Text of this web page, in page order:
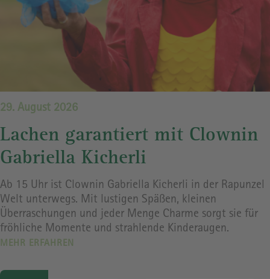
29. August 2026
Lachen garantiert mit Clownin
Gabriella Kicherli
Ab 15 Uhr ist Clownin Gabriella Kicherli in der Rapunzel
Welt unterwegs. Mit lustigen Späßen, kleinen
Überraschungen und jeder Menge Charme sorgt sie für
fröhliche Momente und strahlende Kinderaugen.
MEHR ERFAHREN